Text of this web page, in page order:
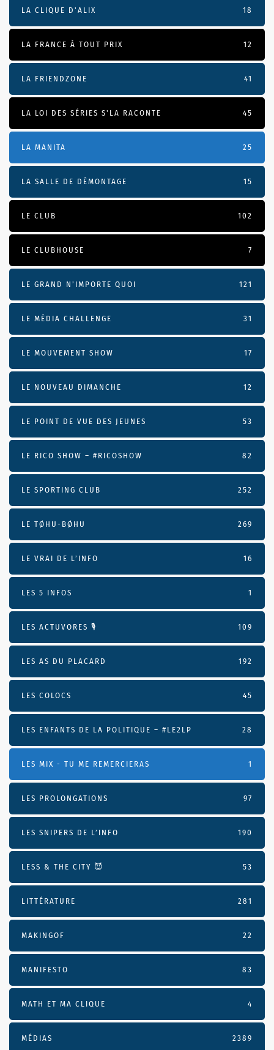
LA CLIQUE D'ALIX 18
LA FRANCE À TOUT PRIX 12
LA FRIENDZONE 41
LA LOI DES SÉRIES S'LA RACONTE 45
LA MANITA 25
LA SALLE DE DÉMONTAGE 15
LE CLUB 102
LE CLUBHOUSE 7
LE GRAND N’IMPORTE QUOI 121
LE MÉDIA CHALLENGE 31
LE MOUVEMENT SHOW 17
LE NOUVEAU DIMANCHE 12
LE POINT DE VUE DES JEUNES 53
LE RICO SHOW – #RICOSHOW 82
LE SPORTING CLUB 252
LE TØHU-BØHU 269
LE VRAI DE L’INFO 16
LES 5 INFOS 1
LES ACTUVORES 🎙 109
LES AS DU PLACARD 192
LES COLOCS 45
LES ENFANTS DE LA POLITIQUE – #LE2LP 28
LES MIX - TU ME REMERCIERAS 1
LES PROLONGATIONS 97
LES SNIPERS DE L’INFO 190
LESS & THE CITY 😈 53
LITTÉRATURE 281
MAKINGOF 22
MANIFESTO 83
MATH ET MA CLIQUE 4
MÉDIAS 2389